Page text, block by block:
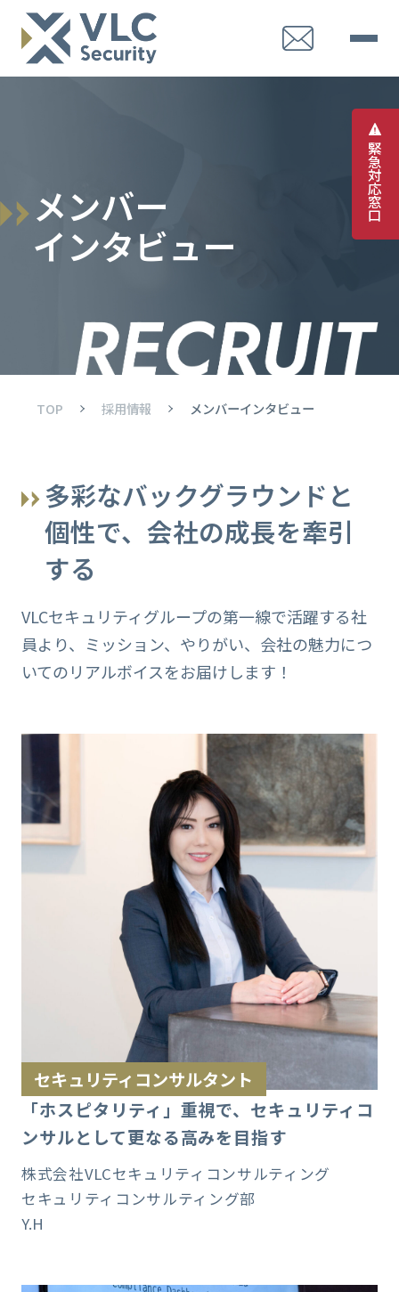
緊
急
対
応
窓
口
メンバー
インタビュー
TOP 採用情報 メンバーインタビュー
多彩なバックグラウンドと
個性で、会社の成長を牽引
する
VLCセキュリティグループの第一線で活躍する社
員より、ミッション、やりがい、会社の魅力につ
いてのリアルボイスをお届けします！
セキュリティコンサルタント
「ホスピタリティ」重視で、セキュリティコ
ンサルとして更なる高みを目指す
株式会社VLCセキュリティコンサルティング
セキュリティコンサルティング部
Y.H